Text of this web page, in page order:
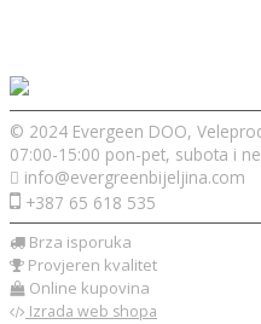
© 2024 Evergeen DOO,
07:00-15:00 pon-pet, subota i
info@evergreenbijeljina.com
+387 65 618 535
Brza isporuka
Provjeren kvalitet
Online kupovina
Izrada web shopa